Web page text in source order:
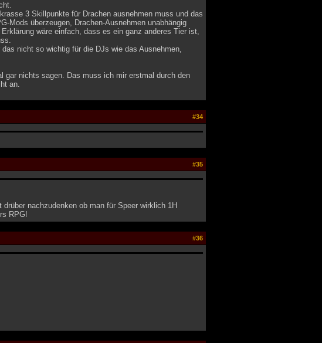
3 Skillpunkte für Drachen ausnehmen muss und das
Mods überzeugen, Drachen-Ausnehmen unabhängig
wäre einfach, dass es ein ganz anderes Tier ist,
nicht so wichtig für die DJs wie das Ausnehmen,
gar nichts sagen. Das muss ich mir erstmal durch den
an.
#34
#35
nachzudenken ob man für Speer wirklich 1H
RPG!
#36